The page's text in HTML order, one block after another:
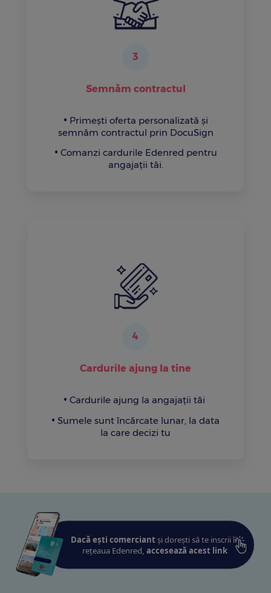
3
Semnăm contractul
Primești oferta personalizată și
semnăm contractul prin DocuSign
Comanzi cardurile Edenred pentru
angajații tăi.
4
Cardurile ajung la tine
Cardurile ajung la angajații tăi
Sumele sunt încărcate lunar, la data
la care decizi tu